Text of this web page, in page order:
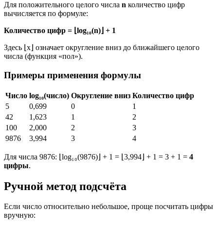
Для положительного целого числа n количество цифр
вычисляется по формуле:
Количество цифр = ⌊log₁₀(n)⌋ + 1
Здесь ⌊x⌋ означает округление вниз до ближайшего целого
числа (функция «пол»).
Примеры применения формулы
Число log₁₀(число) Округление вниз Количество цифр
5
0,699 0
1
42
1,623 1
2
100
2,000 2
3
9876
3,994 3 4
Для числа 9876: ⌊log₁₀(9876)⌋ + 1 = ⌊3,994⌋ + 1 = 3 + 1 = 4
цифры.
Ручной метод подсчёта
Если число относительно небольшое, проще посчитать цифры
вручную: